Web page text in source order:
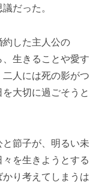
だった。
約した主人公の
、生きることや愛す
人には死の影がつ
大切に過ごそうと
節子が、明るい未
を生きようとする
り考えてしまうは